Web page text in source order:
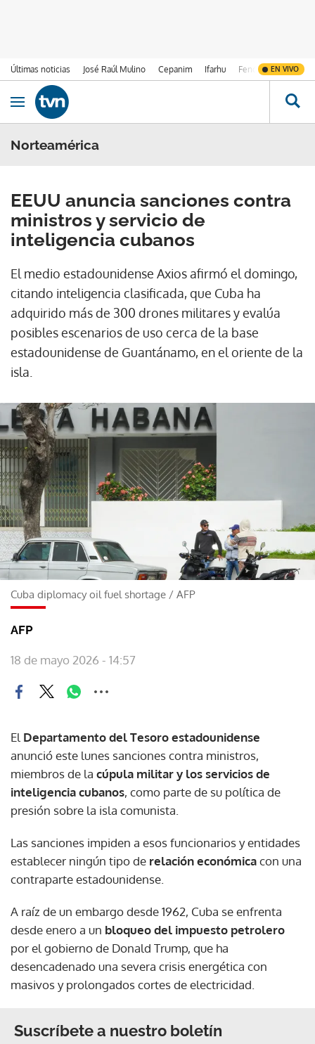
Últimas noticias José Raúl Mulino Cepanim Ifarhu Fenómeno de El
EN VIVO
Ir al contenido
Obrir navegació
Norteamérica
EEUU anuncia sanciones contra
ministros y servicio de
inteligencia cubanos
El medio estadounidense Axios afirmó el domingo,
citando inteligencia clasificada, que Cuba ha
adquirido más de 300 drones militares y evalúa
posibles escenarios de uso cerca de la base
estadounidense de Guantánamo, en el oriente de la
isla.
Cuba diplomacy oil fuel shortage / AFP
AFP
18 de mayo 2026 - 14:57
El Departamento del Tesoro estadounidense
anunció este lunes sanciones contra ministros,
miembros de la cúpula militar y los servicios de
inteligencia cubanos, como parte de su política de
presión sobre la isla comunista.
Las sanciones impiden a esos funcionarios y entidades
establecer ningún tipo de relación económicacon una
contraparte estadounidense.
A raíz de un embargo desde 1962, Cuba se enfrenta
desde enero a un bloqueo del impuesto petrolero
por el gobierno de Donald Trump, que ha
desencadenado una severa crisis energética con
masivos y prolongados cortes de electricidad.
Suscríbete a nuestro boletín